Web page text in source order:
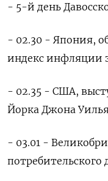
- 5-й день
- 02.30 - Япония,
индекс инфляции
- 02.35 - США,
Йорка Джона
- 03.01 -
потребительского